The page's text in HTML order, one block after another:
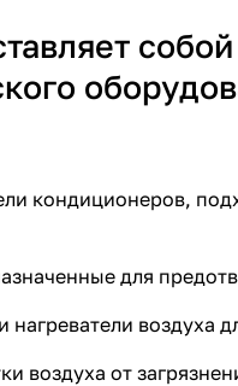
для
воздуха
от